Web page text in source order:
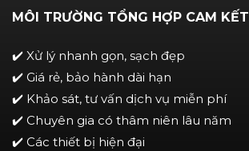
MÔI TRƯỜNG TỔNG HỢP CAM KẾT
✔️ Xử lý nhanh gọn, sạch đẹp
✔️ Giá rẻ, bảo hành dài hạn
✔️ Khảo sát, tư vấn dịch vụ miễn phí
✔️ Chuyên gia có thâm niên lâu năm
✔️ Các thiết bị hiện đại